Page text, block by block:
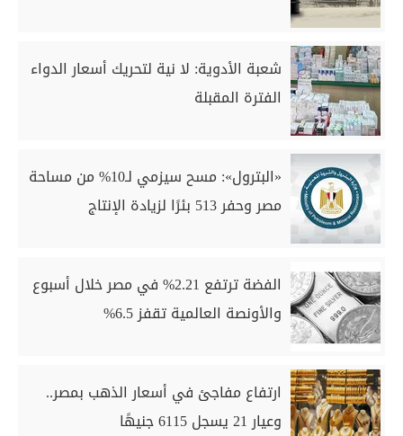
شعبة الأدوية: لا نية لتحريك أسعار الدواء
الفترة المقبلة
«البترول»: مسح سيزمي لـ10% من مساحة
مصر وحفر 513 بئرًا لزيادة الإنتاج
الفضة ترتفع 2.21% في مصر خلال أسبوع
والأونصة العالمية تقفز 6.5%
ارتفاع مفاجئ في أسعار الذهب بمصر..
وعيار 21 يسجل 6115 جنيهًا